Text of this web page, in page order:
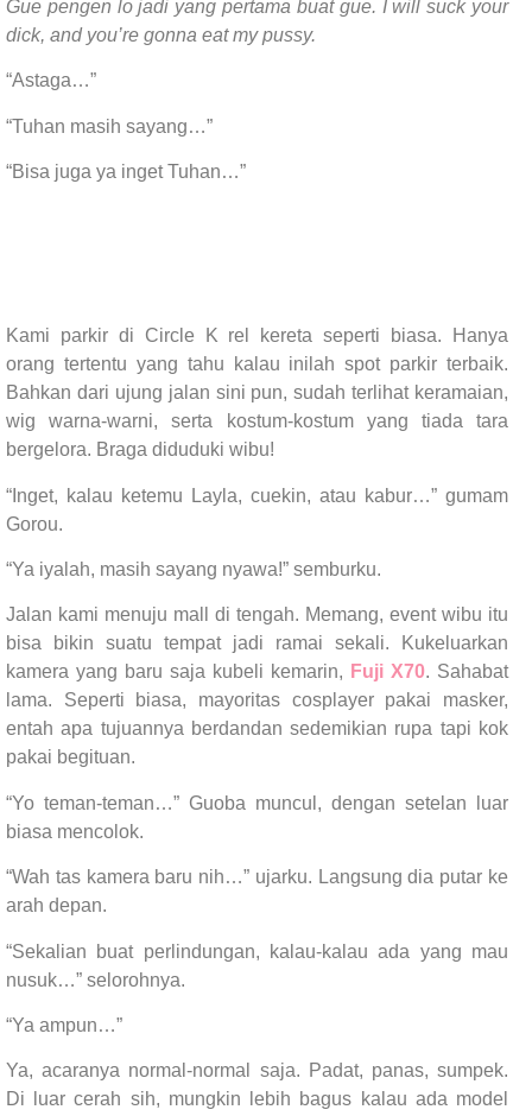
Gue pengen lo jadi yang pertama buat gue. I will suck your
dick, and you’re gonna eat my pussy.
“Astaga…”
“Tuhan masih sayang…”
“Bisa juga ya inget Tuhan…”
Kami parkir di Circle K rel kereta seperti biasa. Hanya
orang tertentu yang tahu kalau inilah spot parkir terbaik.
Bahkan dari ujung jalan sini pun, sudah terlihat keramaian,
wig warna-warni, serta kostum-kostum yang tiada tara
bergelora. Braga diduduki wibu!
“Inget, kalau ketemu Layla, cuekin, atau kabur…” gumam
Gorou.
“Ya iyalah, masih sayang nyawa!” semburku.
Jalan kami menuju mall di tengah. Memang, event wibu itu
bisa bikin suatu tempat jadi ramai sekali. Kukeluarkan
kamera yang baru saja kubeli kemarin, Fuji X70. Sahabat
lama. Seperti biasa, mayoritas cosplayer pakai masker,
entah apa tujuannya berdandan sedemikian rupa tapi kok
pakai begituan.
“Yo teman-teman…” Guoba muncul, dengan setelan luar
biasa mencolok.
“Wah tas kamera baru nih…” ujarku. Langsung dia putar ke
arah depan.
“Sekalian buat perlindungan, kalau-kalau ada yang mau
nusuk…” selorohnya.
“Ya ampun…”
Ya, acaranya normal-normal saja. Padat, panas, sumpek.
Di luar cerah sih, mungkin lebih bagus kalau ada model